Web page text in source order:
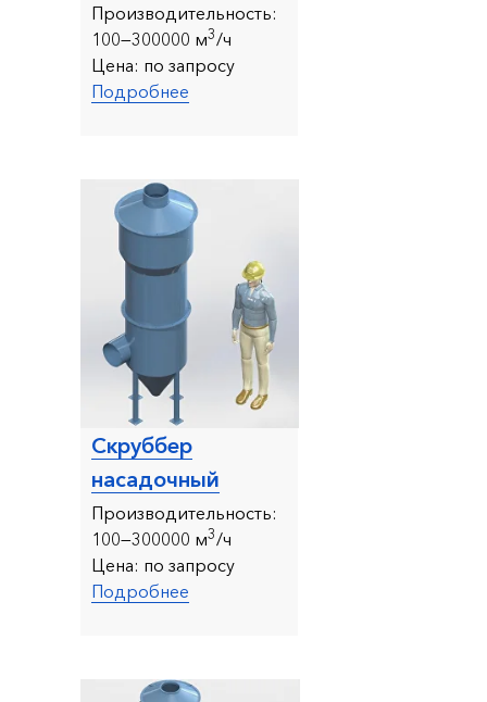
Скруббер
насадочный
Производительность:
100—300000 м3/ч
Цена: по запросу
Подробнее
Производительность:
100—300000 м3/ч
Цена: по запросу
Подробнее